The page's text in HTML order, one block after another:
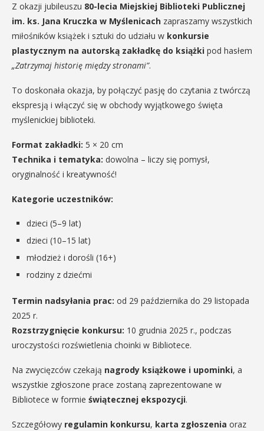
Z okazji jubileuszu 80-lecia Miejskiej Biblioteki Publicznej
im. ks. Jana Kruczka w Myślenicach zapraszamy wszystkich
miłośników książek i sztuki do udziału w konkursie
plastycznym na autorską zakładkę do książki pod hasłem
„Zatrzymaj historię między stronami”.
To doskonała okazja, by połączyć pasję do czytania z twórczą
ekspresją i włączyć się w obchody wyjątkowego święta
myślenickiej biblioteki.
Format zakładki: 5 × 20 cm
Technika i tematyka: dowolna – liczy się pomysł,
oryginalność i kreatywność!
Kategorie uczestników:
dzieci (5–9 lat)
dzieci (10–15 lat)
młodzież i dorośli (16+)
rodziny z dziećmi
Termin nadsyłania prac: od 29 października do 29 listopada
2025 r.
Rozstrzygnięcie konkursu: 10 grudnia 2025 r., podczas
uroczystości rozświetlenia choinki w Bibliotece.
Na zwycięzców czekają nagrody książkowe i upominki, a
wszystkie zgłoszone prace zostaną zaprezentowane w
Bibliotece w formie świątecznej ekspozycji.
Szczegółowy regulamin konkursu, karta zgłoszenia oraz